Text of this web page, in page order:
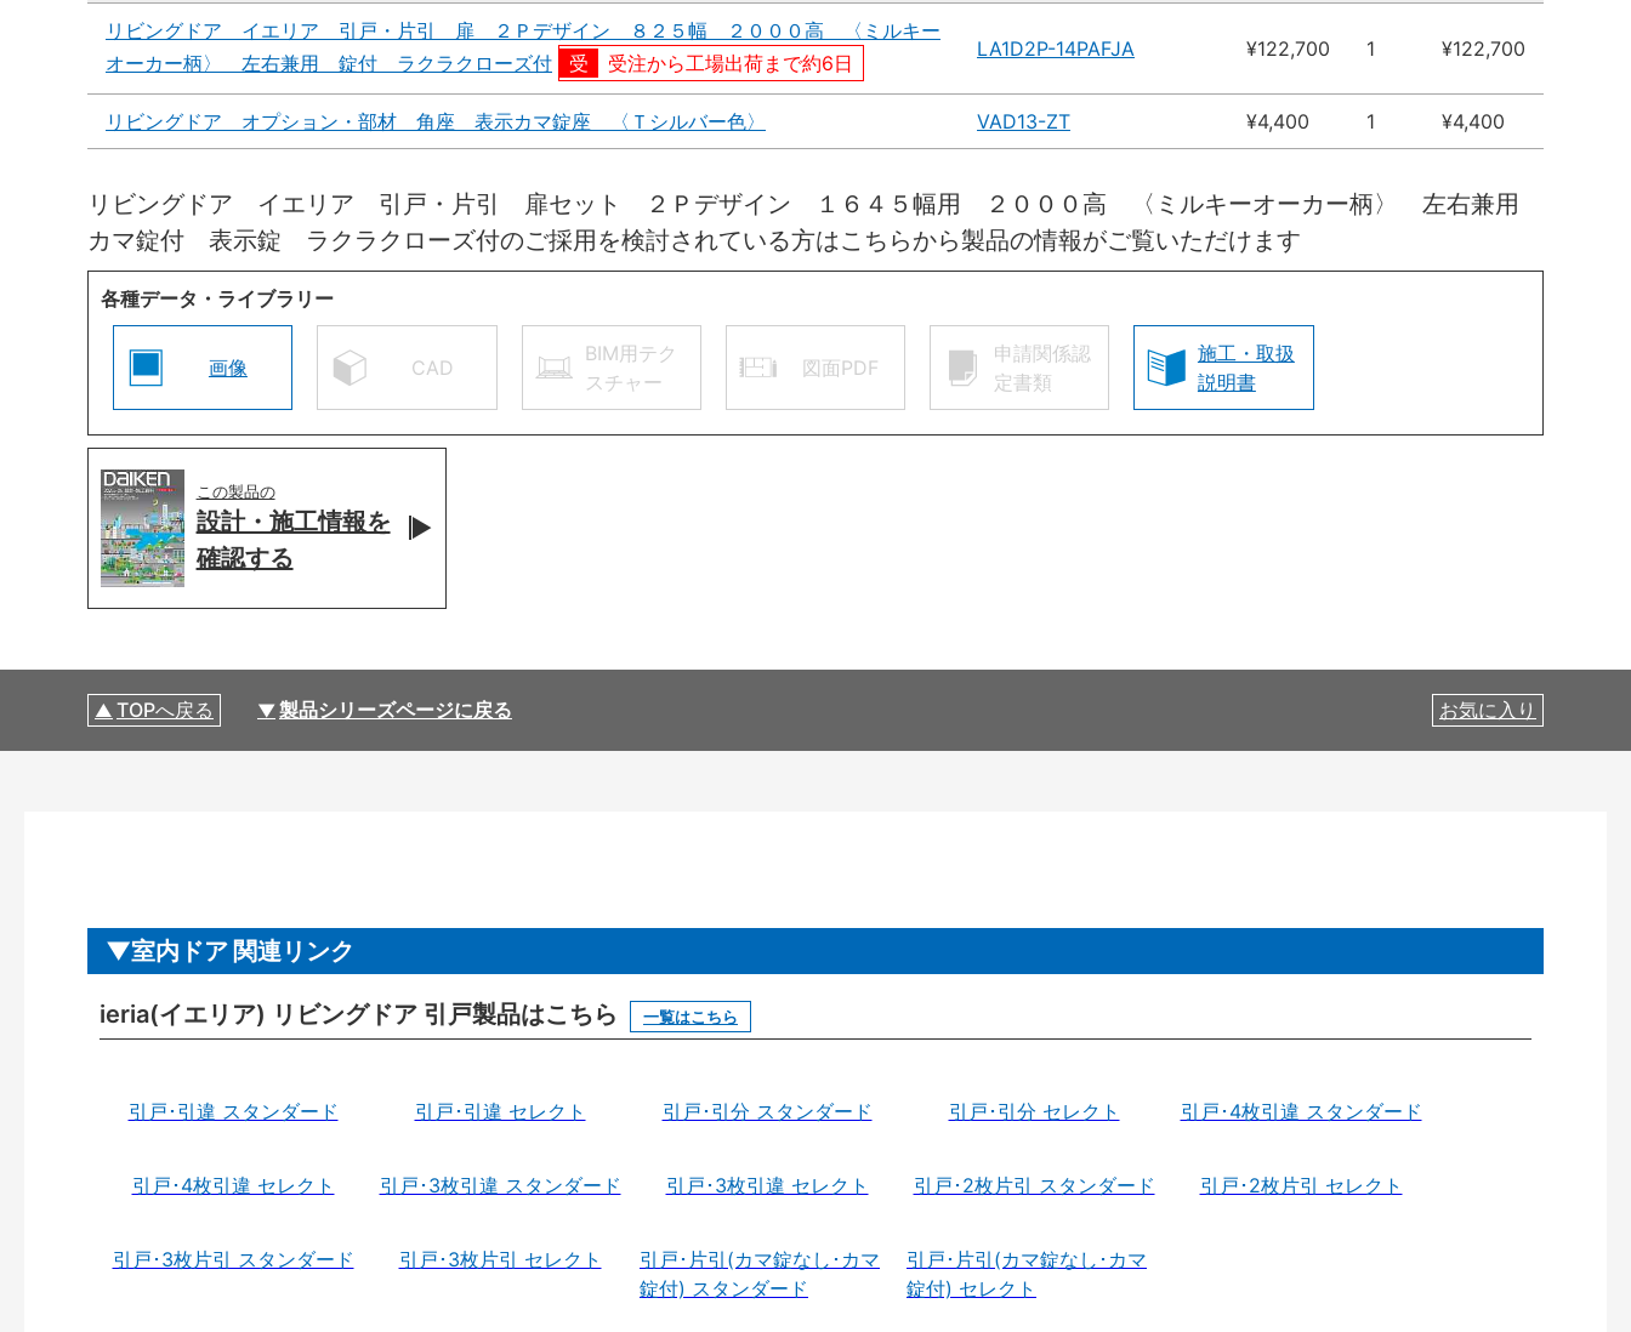
リビングドア イエリア 引戸・片引 扉 ２Ｐデザイン ８２５幅 ２０００高 〈ミルキー
オーカー柄〉 左右兼用 錠付 ラクラクローズ付
受注から工場出荷まで約6日
LA1D2P-14PAFJA ¥122,700 1 ¥122,700
リビングドア オプション・部材 角座 表示カマ錠座 〈Ｔシルバー色〉 VAD13-ZT ¥4,400 1 ¥4,400
リビングドア イエリア 引戸・片引 扉セット ２Ｐデザイン １６４５幅用 ２０００高 〈ミルキーオーカー柄〉 左右兼用
カマ錠付 表示錠 ラクラクローズ付のご採用を検討されている方はこちらから製品の情報がご覧いただけます
各種データ・ライブラリー
画像 CAD
BIM用テク
スチャー
図面PDF
申請関係認
定書類
施工・取扱
説明書
この製品の
設計・施工情報を
確認する
TOPへ戻る 製品シリーズページに戻る お気に入り
室内ドア 関連リンク
ieria(イエリア) リビングドア 引戸製品はこちら 一覧はこちら
引戸･引違 スタンダード 引戸･引違 セレクト 引戸･引分 スタンダード 引戸･引分 セレクト 引戸･4枚引違 スタンダード
引戸･4枚引違 セレクト 引戸･3枚引違 スタンダード 引戸･3枚引違 セレクト 引戸･2枚片引 スタンダード 引戸･2枚片引 セレクト
引戸･3枚片引 スタンダード 引戸･3枚片引 セレクト
引戸･片引(カマ錠なし･カマ
錠付) スタンダード
引戸･片引(カマ錠なし･カマ
錠付) セレクト